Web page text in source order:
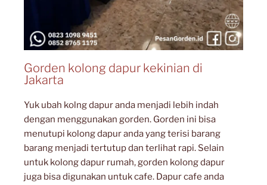
Gorden kolong dapur kekinian di
Jakarta
Yuk ubah kolng dapur anda menjadi lebih indah
dengan menggunakan gorden. Gorden ini bisa
menutupi kolong dapur anda yang terisi barang
barang menjadi tertutup dan terlihat rapi. Selain
untuk kolong dapur rumah, gorden kolong dapur
juga bisa digunakan untuk cafe. Dapur cafe anda